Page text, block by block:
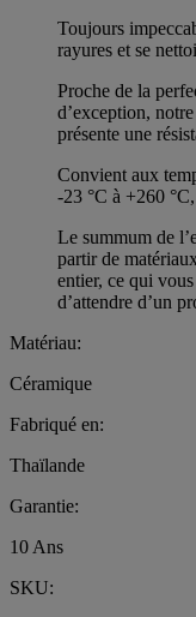
Toujours
rayures et se
Proche de la
d’exception,
présente une
Convient aux
-23 °C à +260
Le summum de
partir de
entier, ce qui
d’attendre d’un
Matériau:
Céramique
Fabriqué en:
Thaïlande
Garantie:
10 Ans
SKU: